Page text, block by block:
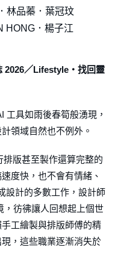
林品蓁．葉冠玟
．楊子江
2026／Lifestyle・找回靈
工具如雨後春筍般湧現，
領域自然也不例外。
版甚至製作還算完整的
度快，也不會有情緒、
設計的多數工作，設計師
，彷彿讓人回想起上個世
工繪製與排版師傅的精
，這些職業逐漸消失於